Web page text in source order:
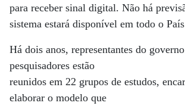
para receber sinal digital. Não há
sistema estará disponível em todo o
Há dois anos, representantes do
pesquisadores estão
reunidos em 22 grupos de estudos,
elaborar o modelo que